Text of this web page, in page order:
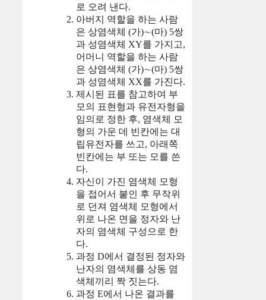
로 오려 낸다.
아버지 역할을 하는 사람
은 상염색체 (가)∼(마) 5쌍
과 성염색체 XY를 가지고,
어머니 역할을 하는 사람
은 상염색체 (가)∼(마) 5쌍
과 성염색체 XX를 가진다.
제시된 표를 참고하여 부
모의 표현형과 유전자형을
임의로 정한 후, 염색체 모
형의 가운 데 빈칸에는 대
립유전자를 쓰고, 아래쪽
빈칸에는 부 또는 모를 쓴
다.
자신이 가진 염색체 모형
을 접어서 붙인 후 무작위
로 던져 염색체 모형에서
위로 나온 면을 정자와 난
자의 염색체 구성으로 한
다.
과정 D에서 결정된 정자와
난자의 염색체를 상동 염
색체끼리 짝 짓는다.
과정 E에서 나온 결과를